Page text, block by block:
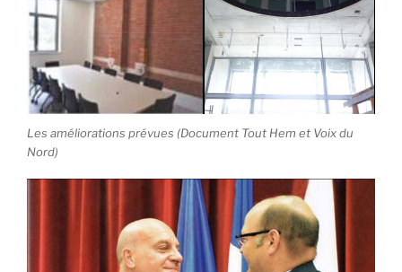
Les améliorations prévues (Document Tout Hem et Voix du
Nord)